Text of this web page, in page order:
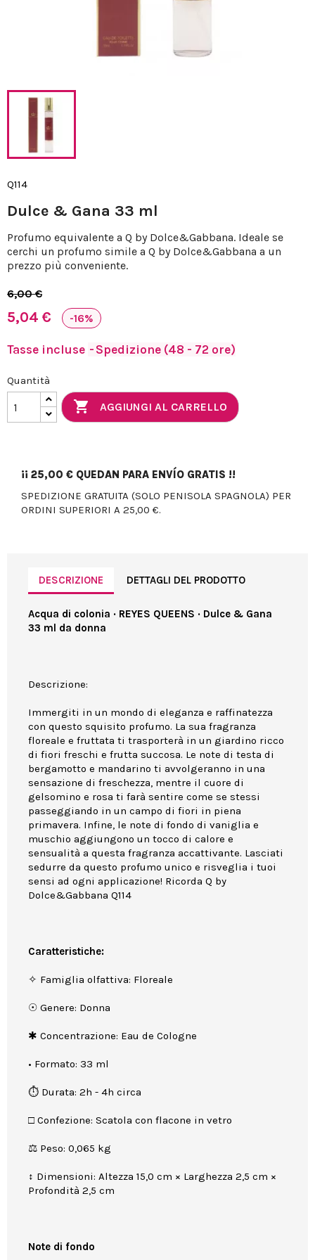
Q114
Dulce & Gana 33 ml
Profumo equivalente a Q by Dolce&Gabbana. Ideale se
cerchi un profumo simile a Q by Dolce&Gabbana a un
prezzo più conveniente.
6,00 €
5,04 € -16%
Tasse incluse Spedizione (48 - 72 ore)
Quantità
 AGGIUNGI AL CARRELLO
¡¡ 25,00 € QUEDAN PARA ENVÍO GRATIS !!
SPEDIZIONE GRATUITA (SOLO PENISOLA SPAGNOLA) PER
ORDINI SUPERIORI A 25,00 €.
DESCRIZIONE DETTAGLI DEL PRODOTTO
Acqua di colonia · REYES QUEENS · Dulce & Gana
33 ml da donna
Descrizione:
Immergiti in un mondo di eleganza e raffinatezza
con questo squisito profumo. La sua fragranza
floreale e fruttata ti trasporterà in un giardino ricco
di fiori freschi e frutta succosa. Le note di testa di
bergamotto e mandarino ti avvolgeranno in una
sensazione di freschezza, mentre il cuore di
gelsomino e rosa ti farà sentire come se stessi
passeggiando in un campo di fiori in piena
primavera. Infine, le note di fondo di vaniglia e
muschio aggiungono un tocco di calore e
sensualità a questa fragranza accattivante. Lasciati
sedurre da questo profumo unico e risveglia i tuoi
sensi ad ogni applicazione! Ricorda Q by
Dolce&Gabbana Q114
Caratteristiche:
✧ Famiglia olfattiva: Floreale
☉ Genere: Donna
✱ Concentrazione: Eau de Cologne
• Formato: 33 ml
⏱ Durata: 2h - 4h circa
□ Confezione: Scatola con flacone in vetro
⚖ Peso: 0,065 kg
↕ Dimensioni: Altezza 15,0 cm × Larghezza 2,5 cm ×
Profondità 2,5 cm
Note di fondo